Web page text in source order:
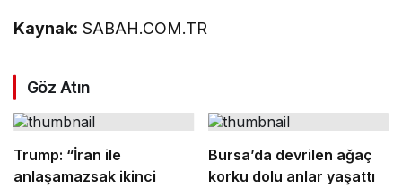
Kaynak: SABAH.COM.TR
Göz Atın
Trump: “İran ile
anlaşamazsak ikinci
Bursa’da devrilen ağaç
korku dolu anlar yaşattı